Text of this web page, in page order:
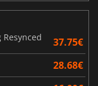
Resynced
37.75€
28.68€